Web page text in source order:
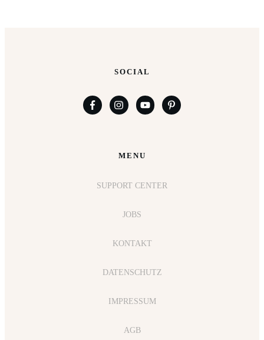
MENU
SUPPORT CENTER
JOBS
KONTAKT
DATENSCHUTZ
IMPRESSUM
AGB
SOCIAL